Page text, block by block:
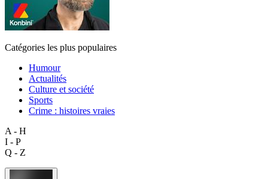
Catégories les plus populaires
Humour
Actualités
Culture et société
Sports
Crime : histoires vraies
A - H
I - P
Q - Z